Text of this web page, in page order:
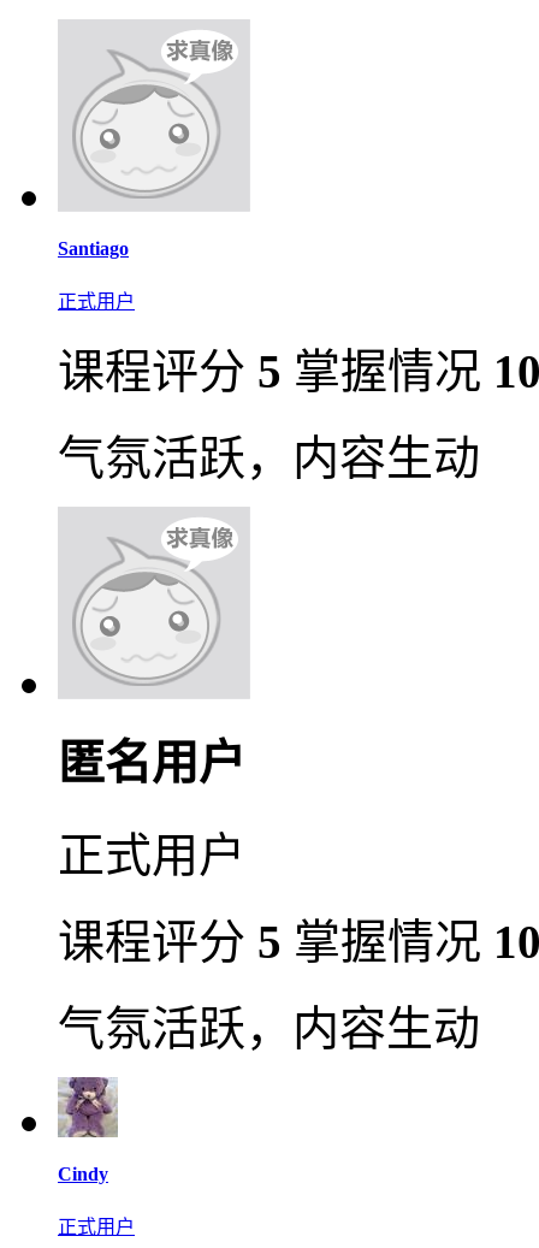
Santiago
正式用户
课程评分 5 掌握情况
气氛活跃，内容生动
匿名用户
正式用户
课程评分 5 掌握情况
气氛活跃，内容生动
Cindy
正式用户